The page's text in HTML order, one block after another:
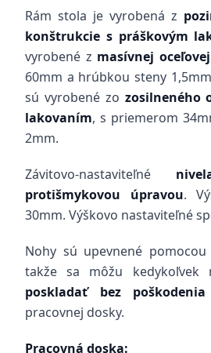
Rám stola je vyrobená z
konštrukcie s práškovým
vyrobené z masívnej oceľovej
60mm a hrúbkou steny
sú vyrobené zo zosilneného
lakovaním, s priemerom
2mm.
Závitovo-nastaviteľné
protišmykovou úpravou.
30mm. Výškovo nastaviteľné
Nohy sú upevnené
takže sa môžu kedykoľvek
poskladať bez
pracovnej dosky.
Pracovná doska: